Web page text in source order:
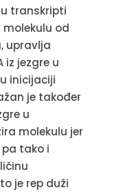
transkripti
od
upravlja
iz jezgre u
inicijaciji
je također
u
molekulu jer
tako i
je rep duži